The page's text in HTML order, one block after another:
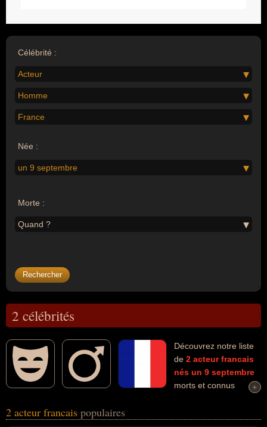
Célébrité :
Acteur
Homme
France
Née :
un 9 septembre
Morte :
Quand ?
2 célébrités
Découvrez notre liste
de 2 acteur francais
nés un 9 septembre
morts et connus
personnalités (de sexe masculin) peuvent avoir des liens variés
+
+
2 acteur francais populaires